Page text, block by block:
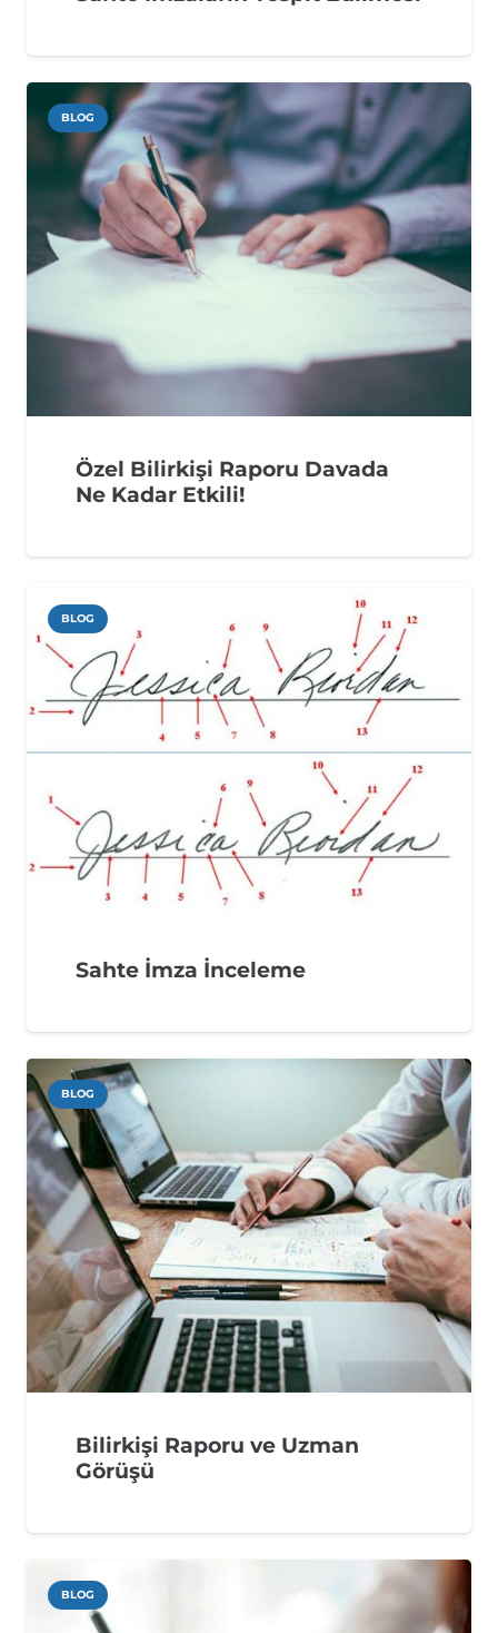
BLOG
Özel Bilirkişi Raporu Davada
Ne Kadar Etkili!
BLOG
Sahte İmza İnceleme
BLOG
Bilirkişi Raporu ve Uzman
Görüşü
BLOG